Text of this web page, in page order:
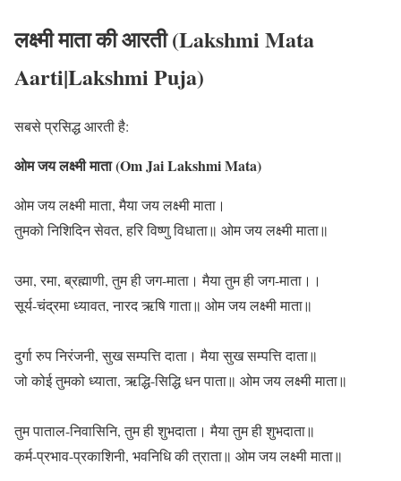
लक्ष्मी माता की आरती (Lakshmi Mata
Aarti|Lakshmi Puja)
सबसे प्रसिद्ध आरती है:
ओम जय लक्ष्मी माता (Om Jai Lakshmi Mata)
ओम जय लक्ष्मी माता, मैया जय लक्ष्मी माता।
तुमको निशिदिन सेवत, हरि विष्णु विधाता॥ ओम जय लक्ष्मी माता॥
उमा, रमा, ब्रह्माणी, तुम ही जग-माता। मैया तुम ही जग-माता।।
सूर्य-चंद्रमा ध्यावत, नारद ऋषि गाता॥ ओम जय लक्ष्मी माता॥
दुर्गा रुप निरंजनी, सुख सम्पत्ति दाता। मैया सुख सम्पत्ति दाता॥
जो कोई तुमको ध्याता, ऋद्धि-सिद्धि धन पाता॥ ओम जय लक्ष्मी माता॥
तुम पाताल-निवासिनि, तुम ही शुभदाता। मैया तुम ही शुभदाता॥
कर्म-प्रभाव-प्रकाशिनी, भवनिधि की त्राता॥ ओम जय लक्ष्मी माता॥